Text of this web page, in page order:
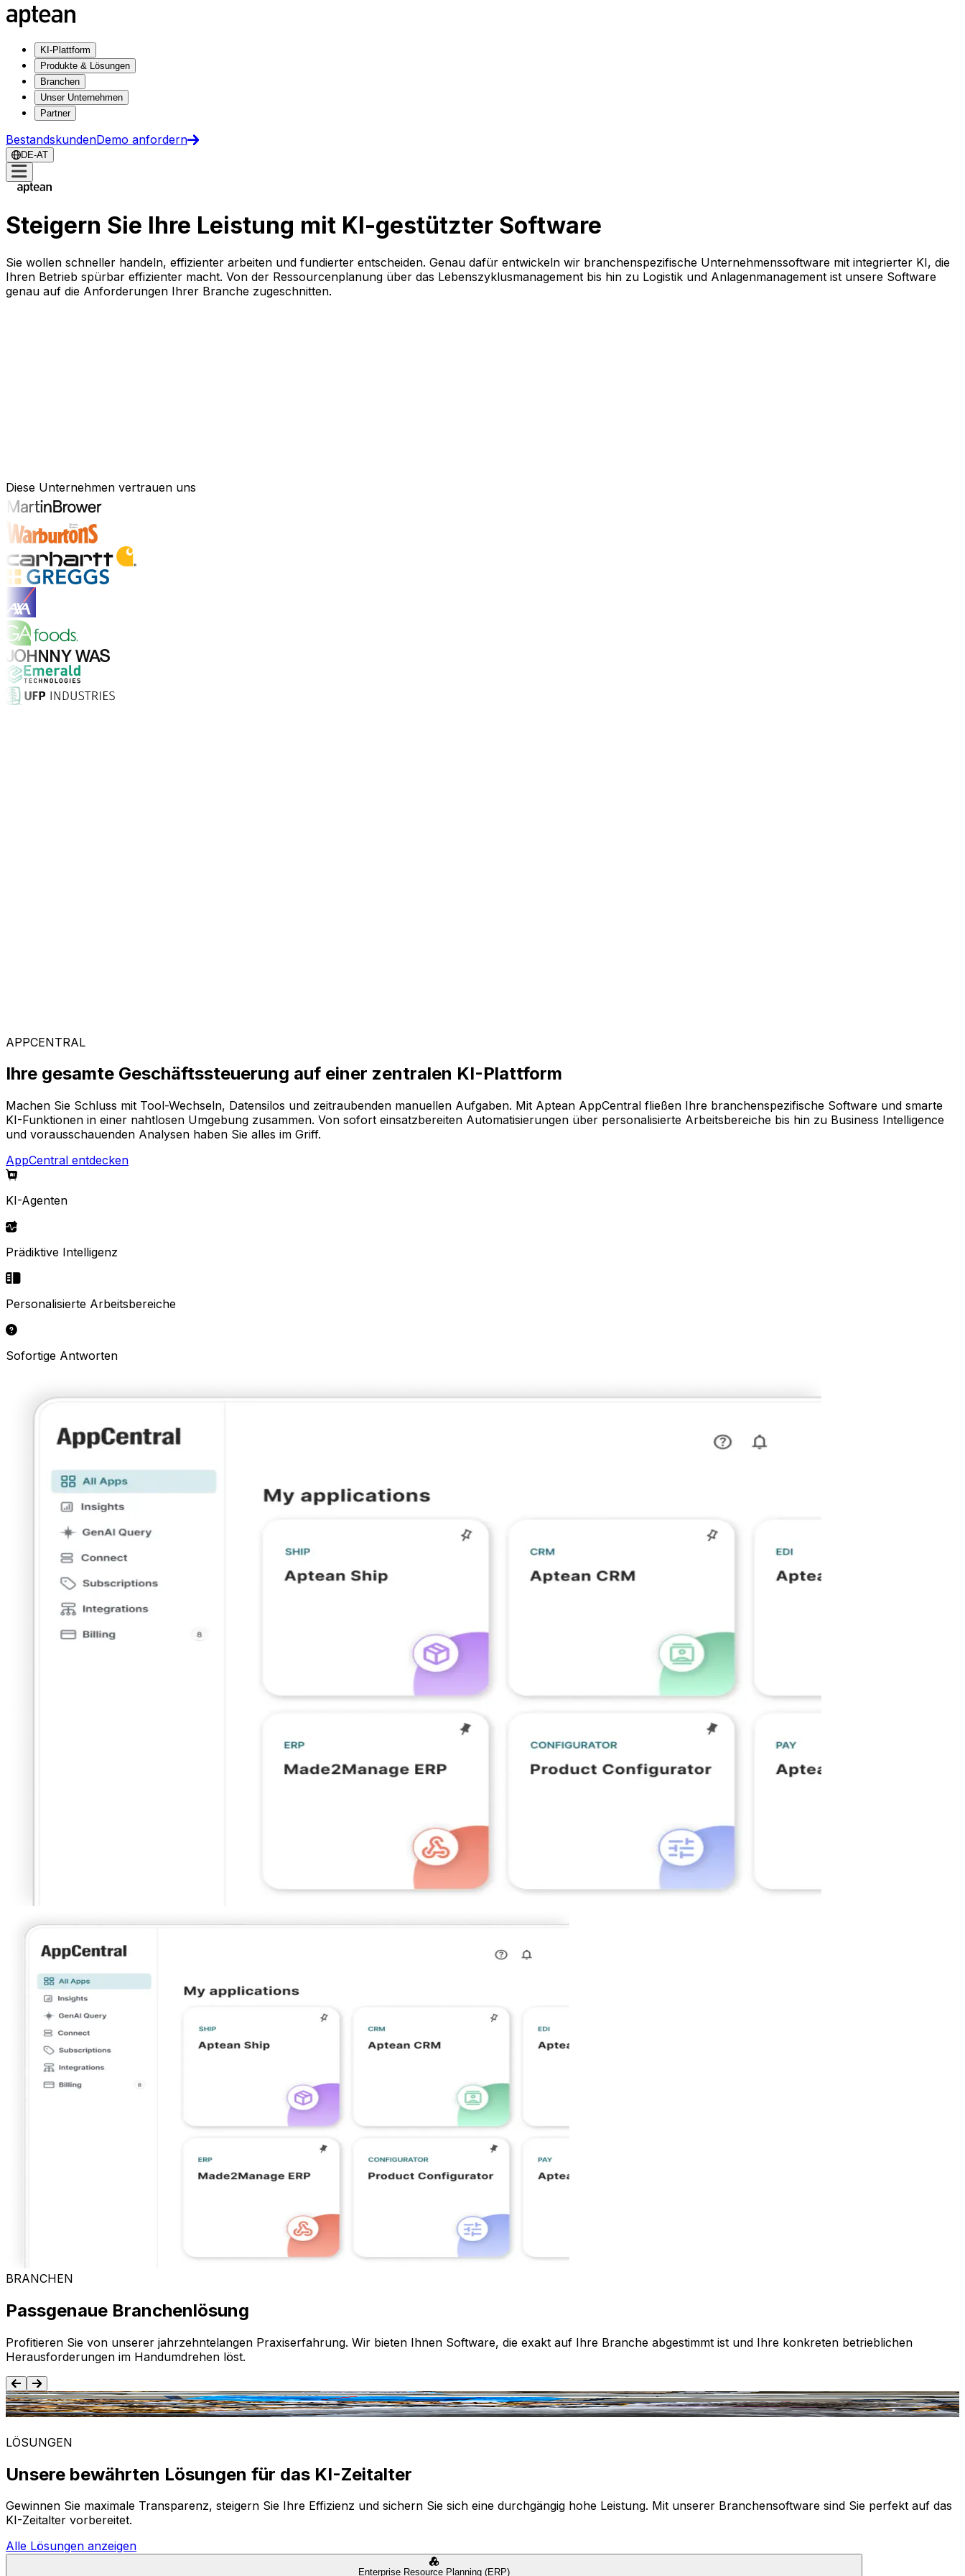
KI-Plattform
Produkte & Lösungen
Branchen
Unser Unternehmen
Partner
BestandskundenDemo anfordern
DE-AT
Steigern Sie Ihre Leistung mit KI-gestützter Software
Sie wollen schneller handeln, effizienter arbeiten und fundierter entscheiden. Genau dafür entwickeln wir branchenspezifische Unternehmenssoftware mit integrierter KI, die
Ihren Betrieb spürbar effizienter macht. Von der Ressourcenplanung über das Lebenszyklusmanagement bis hin zu Logistik und Anlagenmanagement ist unsere Software
genau auf die Anforderungen Ihrer Branche zugeschnitten.
Branchenlösungen entdecken
Diese Unternehmen vertrauen uns
APPCENTRAL
Ihre gesamte Geschäftssteuerung auf einer zentralen KI-Plattform
Machen Sie Schluss mit Tool-Wechseln, Datensilos und zeitraubenden manuellen Aufgaben. Mit Aptean AppCentral fließen Ihre branchenspezifische Software und smarte
KI-Funktionen in einer nahtlosen Umgebung zusammen. Von sofort einsatzbereiten Automatisierungen über personalisierte Arbeitsbereiche bis hin zu Business Intelligence
und vorausschauenden Analysen haben Sie alles im Griff.
AppCentral entdecken
KI-Agenten
Prädiktive Intelligenz
Personalisierte Arbeitsbereiche
Sofortige Antworten
BRANCHEN
Passgenaue Branchenlösung
Profitieren Sie von unserer jahrzehntelangen Praxiserfahrung. Wir bieten Ihnen Software, die exakt auf Ihre Branche abgestimmt ist und Ihre konkreten betrieblichen
Herausforderungen im Handumdrehen löst.
Lebensmittel und Getränke
LÖSUNGEN
Unsere bewährten Lösungen für das KI-Zeitalter
Gewinnen Sie maximale Transparenz, steigern Sie Ihre Effizienz und sichern Sie sich eine durchgängig hohe Leistung. Mit unserer Branchensoftware sind Sie perfekt auf das
KI-Zeitalter vorbereitet.
Alle Lösungen anzeigen
Enterprise Resource Planning (ERP)